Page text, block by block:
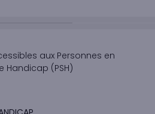
aux Personnes en
Handicap (PSH)